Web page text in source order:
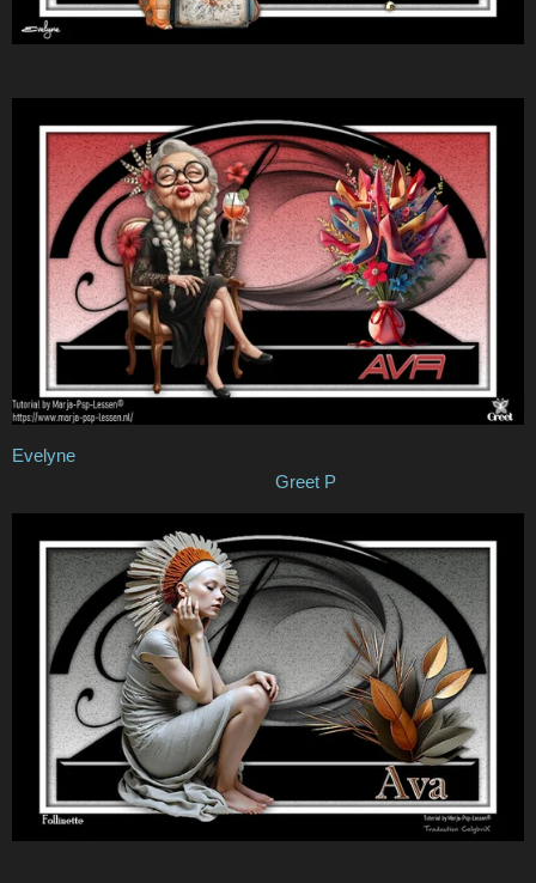
Evelyne
Greet P